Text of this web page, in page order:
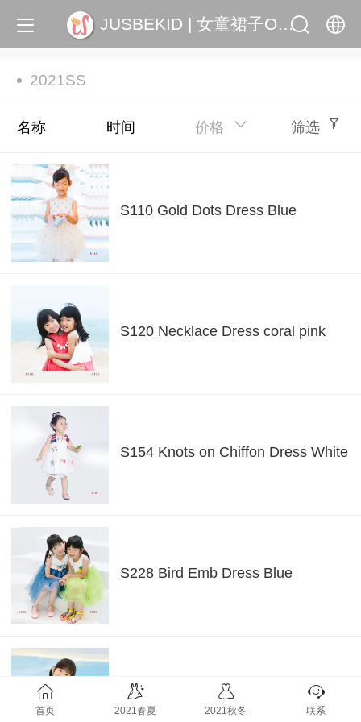
JUSBEKID | 女童裙子OEM, ODM
2021SS
名称 时间 价格 筛选
S110 Gold Dots Dress Blue
S120 Necklace Dress coral pink
S154 Knots on Chiffon Dress White
S228 Bird Emb Dress Blue
S237 Floral Emb Dress White
首页 2021春夏 2021秋冬 联系